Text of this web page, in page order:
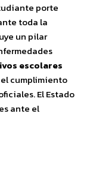
porte
toda la
un pilar
escolares
cumplimiento
El Estado
ante el